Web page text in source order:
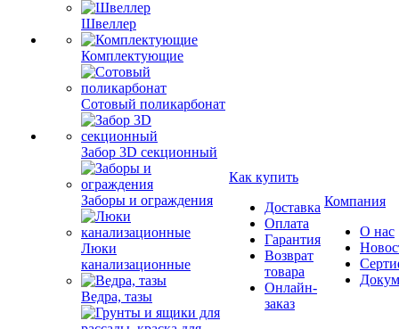
Швеллер
Комплектующие
Сотовый поликарбонат
Забор 3D секционный
Заборы и ограждения
Люки
канализационные
Ведра, тазы
Как купить
Доставка
Оплата
Гарантия
Возврат
товара
Онлайн-
заказ
Компания
О нас